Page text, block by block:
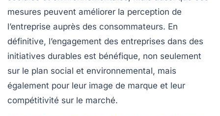
mesures peuvent améliorer la perception de
l’entreprise auprès des consommateurs. En
définitive, l’engagement des entreprises dans des
initiatives durables est bénéfique, non seulement
sur le plan social et environnemental, mais
également pour leur image de marque et leur
compétitivité sur le marché.